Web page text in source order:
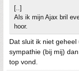
[..]
Als ik mijn Ajax bril
hoor.
Dat sluit ik niet
sympathie (bij mij)
top vond.